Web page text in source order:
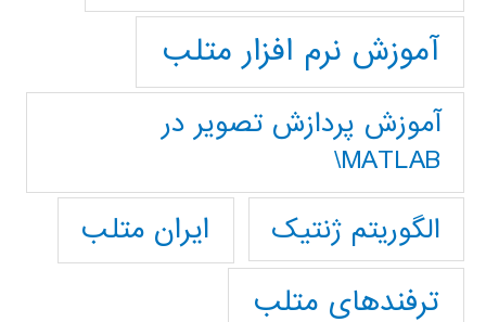
آموزش نرم افزار متلب
آموزش پردازش تصوير در
MATLAB\
الگوریتم ژنتیک
ایران متلب
ترفندهای متلب